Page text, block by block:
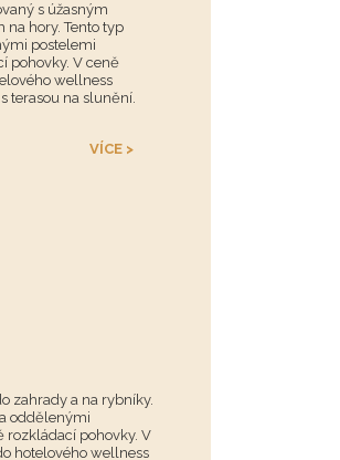
s úžasným
hory. Tento typ
postelemi
pohovky. V ceně
wellness
terasou na slunění.
VÍCE >
zahrady a na rybníky.
oddělenými
rozkládací pohovky. V
hotelového wellness